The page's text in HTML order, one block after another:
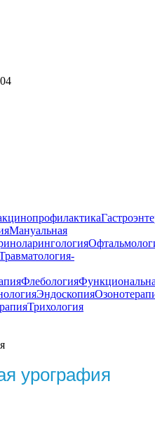
Мануальная
Флебология
Эндоскопия
Трихология
урография